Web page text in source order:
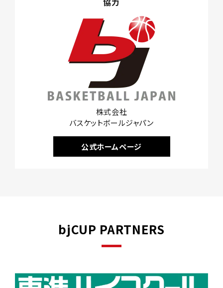
株式会社
バスケットボールジャパン
公式ホームページ
bjCUP PARTNERS